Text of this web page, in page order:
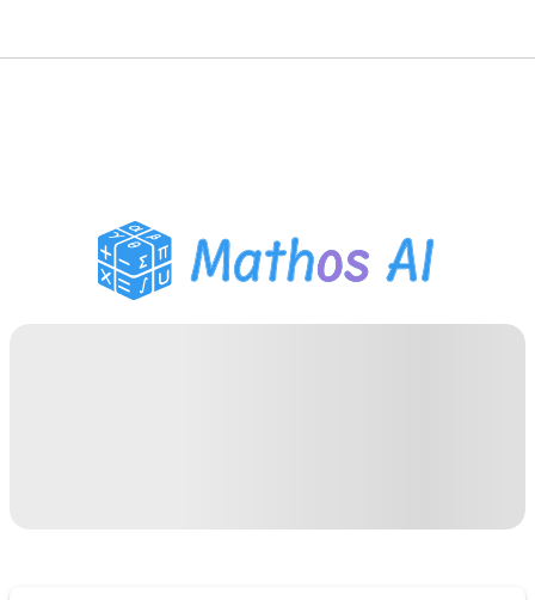
Pembantu PR PDF
Alat Belajar